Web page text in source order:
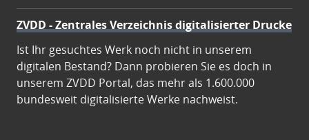
ZVDD - Zentrales Verzeichnis digitalisierter Drucke
Ist Ihr gesuchtes Werk noch nicht in unserem
digitalen Bestand? Dann probieren Sie es doch in
unserem ZVDD Portal, das mehr als 1.600.000
bundesweit digitalisierte Werke nachweist.